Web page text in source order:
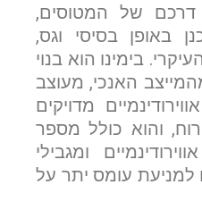
של המטוסים,
באופן בסיסי וגס,
בימינו הוא בנוי
האנכי, מעוצב
מדויקים
והוא כולל מספר
ומגבילי
למניעת עומס יתר על